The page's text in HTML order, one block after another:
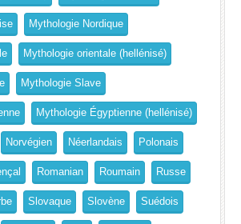
Mythologie Nordique
Mythologie orientale (hellénisé)
Mythologie Slave
Mythologie Égyptienne (hellénisé)
Norvégien Néerlandais Polonais
Romanian Roumain Russe
Slovaque Slovène Suédois